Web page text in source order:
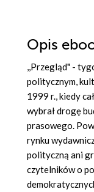
Opis
,,Przegląd" -
politycznym,
1999 r., kiedy
wybrał drogę
prasowego.
rynku
polityczną ani
czytelników o